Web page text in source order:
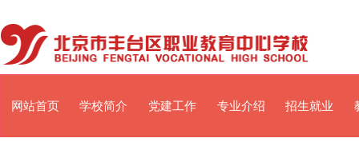
网站首页 学校简介 党建工作 专业介绍 招生就业